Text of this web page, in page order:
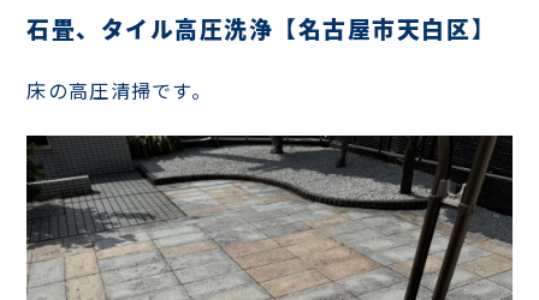
石畳、タイル高圧洗浄【名古屋市天白区】
床の高圧清掃です。